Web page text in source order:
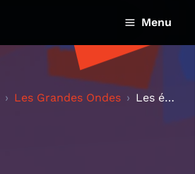
Menu
Les Grandes Ondes Les émissions du lycée Camus - L'Entrée des artist...